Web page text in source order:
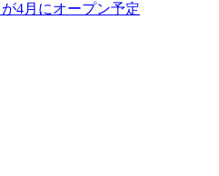
4月にオープン予定